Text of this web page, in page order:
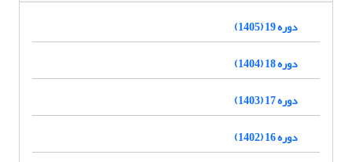
دوره 19 (1405)
دوره 18 (1404)
دوره 17 (1403)
دوره 16 (1402)